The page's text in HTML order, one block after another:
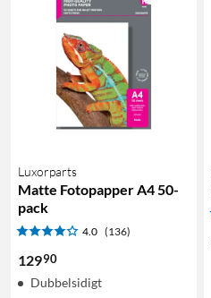
Luxorparts
Matte Fotopapper A4 50-
pack
4.0 (136)
12990
Dubbelsidigt